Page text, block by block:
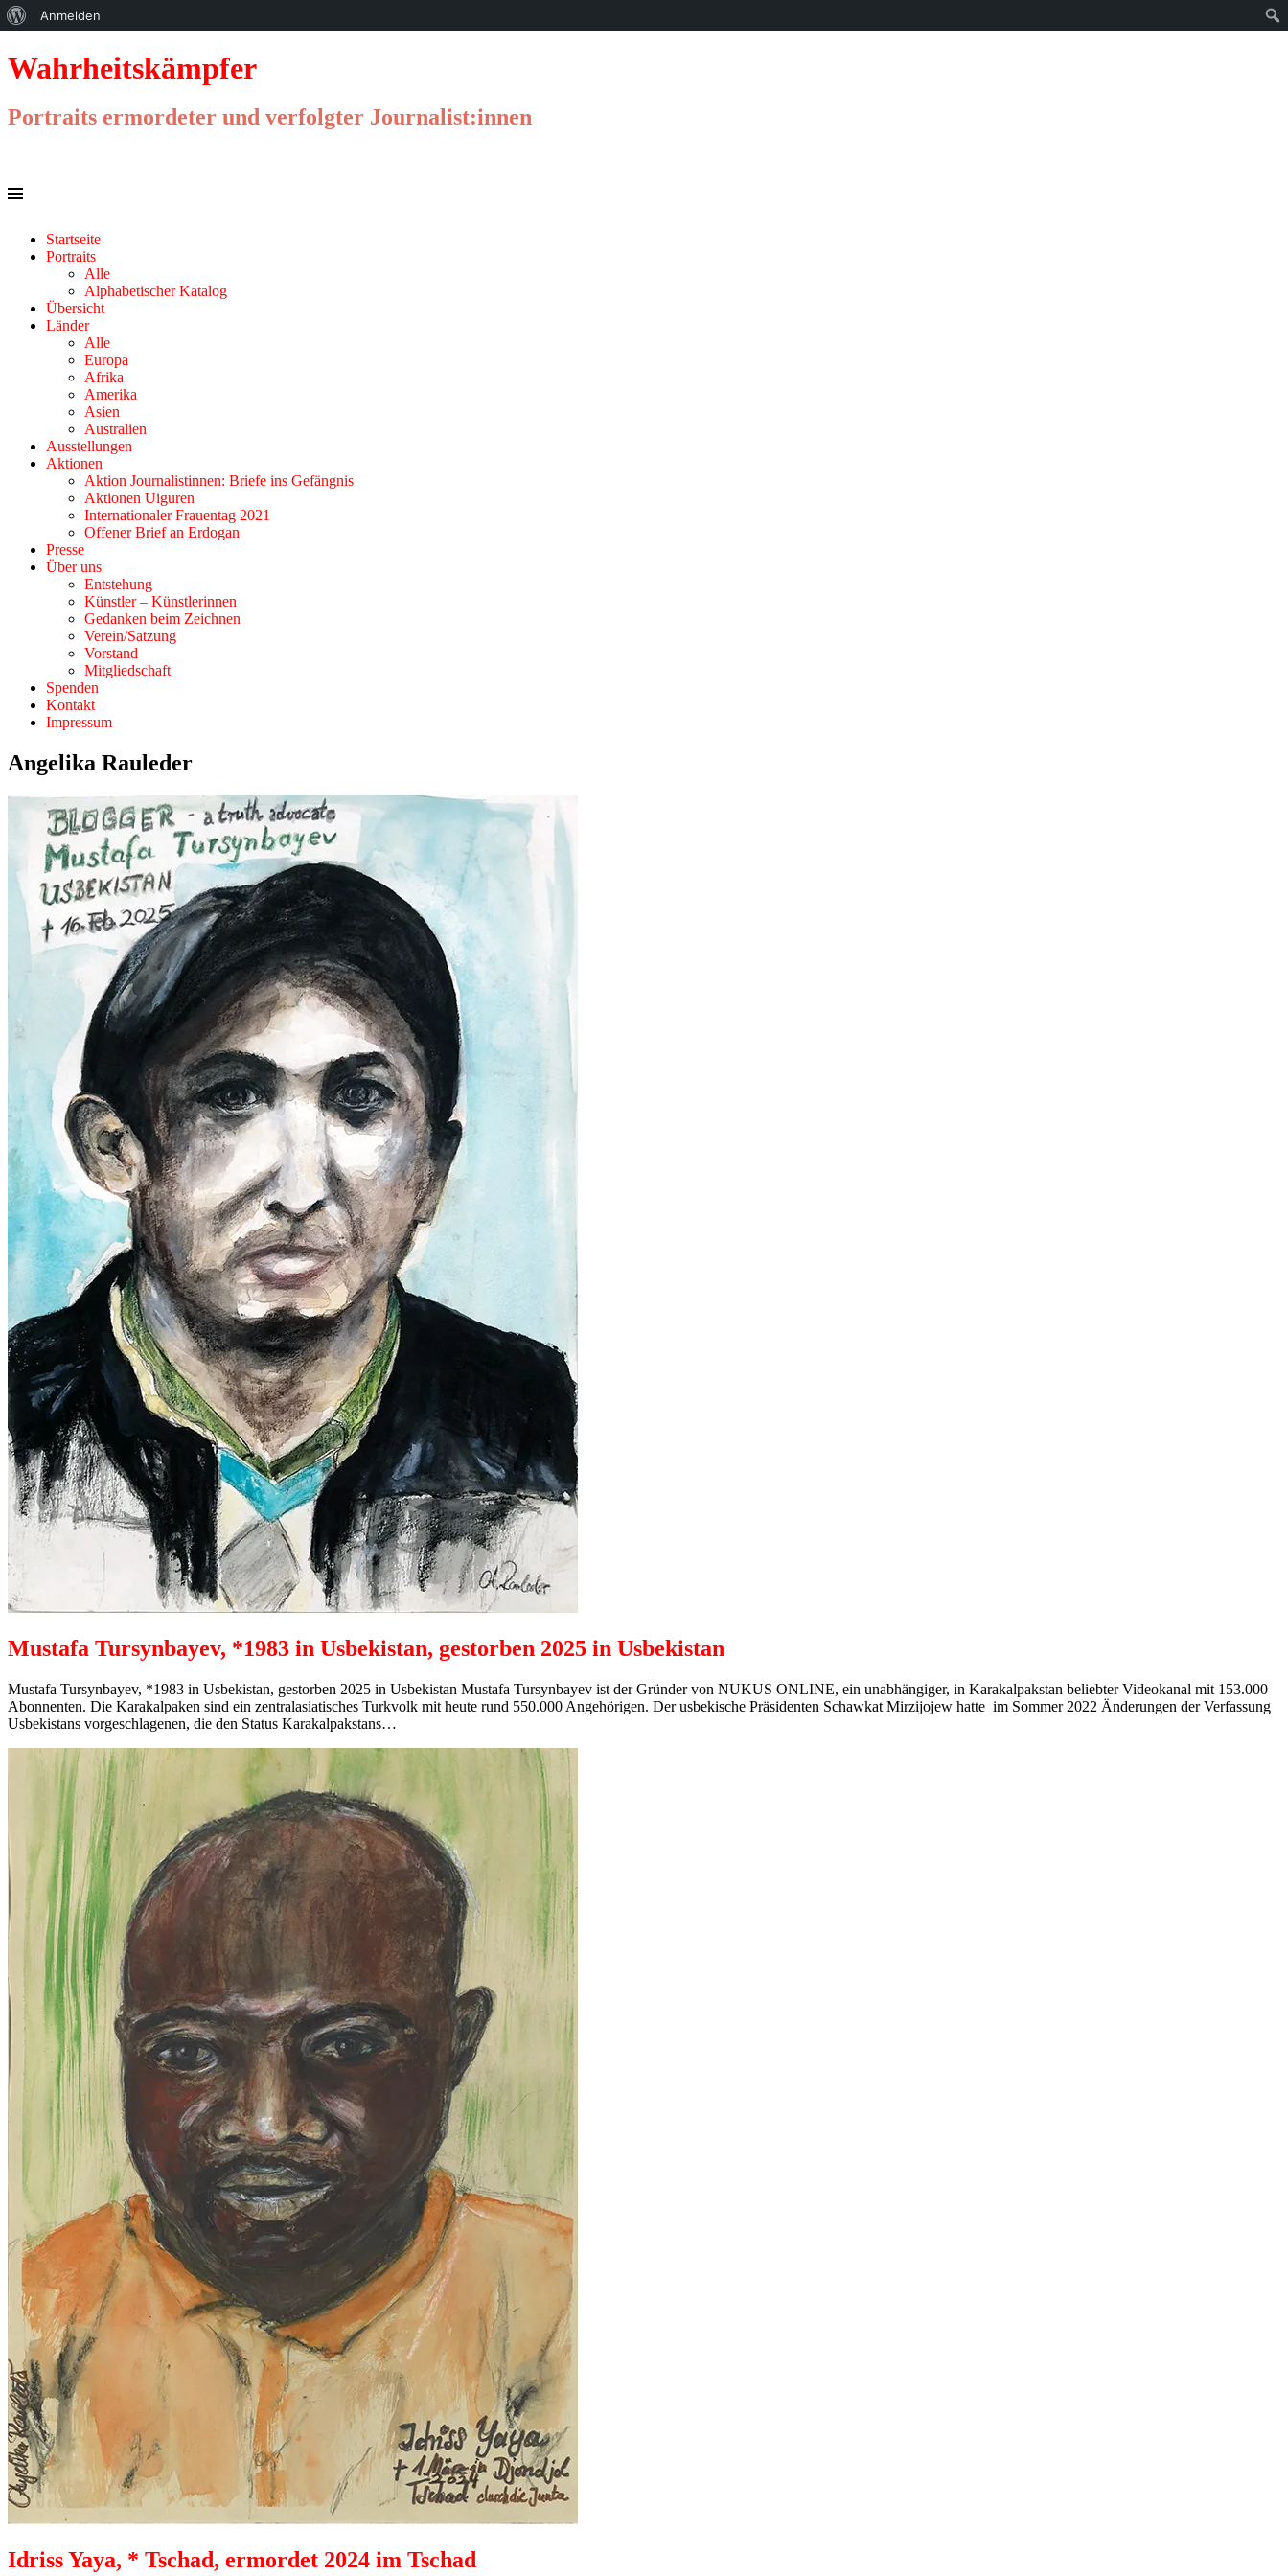
Wahrheitskämpfer
Portraits ermordeter und verfolgter Journalist:innen
Menu
Skip
Startseite
Portraits
Alle
Alphabetischer Katalog
Übersicht
Länder
Alle
Europa
Afrika
Amerika
Asien
Australien
Ausstellungen
Aktionen
Aktion Journalistinnen: Briefe ins Gefängnis
Aktionen Uiguren
Internationaler Frauentag 2021
Offener Brief an Erdogan
Presse
Über uns
Entstehung
Künstler – Künstlerinnen
Gedanken beim Zeichnen
Verein/Satzung
Vorstand
Mitgliedschaft
Spenden
Kontakt
Impressum
Angelika Rauleder
Mustafa Tursynbayev, *1983 in Usbekistan, gestorben 2025 in Usbekistan
Mustafa Tursynbayev, *1983 in Usbekistan, gestorben 2025 in Usbekistan Mustafa Tursynbayev ist der Gründer von NUKUS ONLINE, ein unabhängiger, in Karakalpakstan beliebter Videokanal mit 153.000
Abonnenten. Die Karakalpaken sind ein zentralasiatisches Turkvolk mit heute rund 550.000 Angehörigen. Der usbekische Präsidenten Schawkat Mirzijojew hatte im Sommer 2022 Änderungen der Verfassung
Usbekistans vorgeschlagenen, die den Status Karakalpakstans…
Idriss Yaya, * Tschad, ermordet 2024 im Tschad
Über
Anmelden